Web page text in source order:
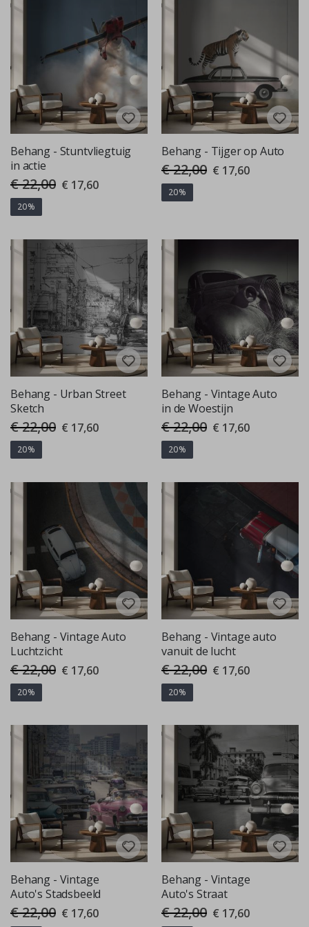
Behang - Stuntvliegtuig
in actie
€ 22,00 Special
Price
€ 17,60
20%
Behang - Tijger op Auto
€ 22,00 Special
Price
€ 17,60
20%
Behang - Urban Street
Sketch
€ 22,00 Special
Price
€ 17,60
20%
Behang - Vintage Auto
in de Woestijn
€ 22,00 Special
Price
€ 17,60
20%
Behang - Vintage Auto
Luchtzicht
€ 22,00 Special
Price
€ 17,60
20%
Behang - Vintage auto
vanuit de lucht
€ 22,00 Special
Price
€ 17,60
20%
Behang - Vintage
Auto's Stadsbeeld
€ 22,00 Special
Price
€ 17,60
Behang - Vintage
Auto's Straat
€ 22,00 Special
Price
€ 17,60